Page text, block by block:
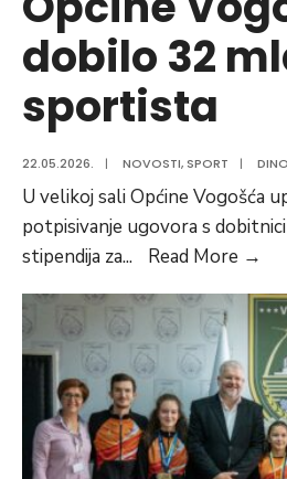
dobilo 32
sportista
22.05.2026. | NOVOSTI, SPORT |
U velikoj sali Općine Vogošća
potpisivanje ugovora s
stipendija za... Read More →
32